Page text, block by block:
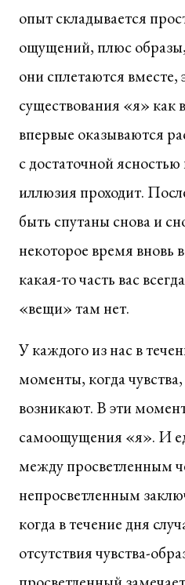
опыт складывается
ощущений, плюс
они сплетаются вместе,
существования «я» как
впервые оказываются
с достаточной
иллюзия проходит.
быть спутаны снова и
некоторое время вновь
какая-то часть вас
«вещи» там нет.
У каждого из нас в
моменты, когда
возникают. В эти
самоощущения «я». И
между просветленным
непросветленным
когда в течение дня
отсутствия чувства-